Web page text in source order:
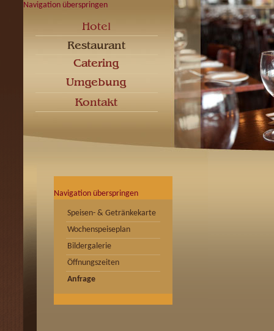
Navigation überspringen
Navigation überspringen
Speisen- & Getränkekarte
Wochenspeiseplan
Bildergalerie
Öffnungszeiten
Anfrage